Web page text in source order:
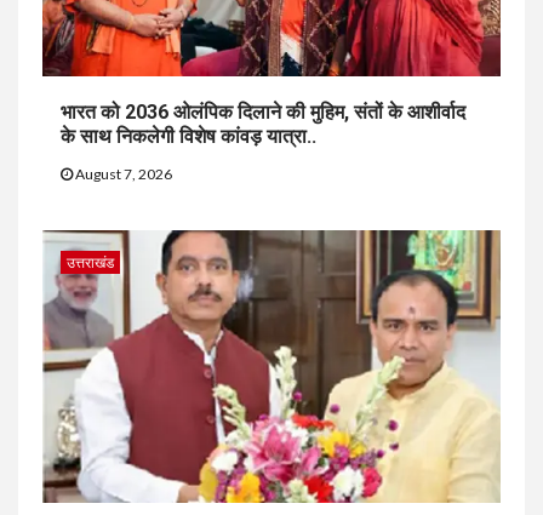
भारत को 2036 ओलंपिक दिलाने की मुहिम, संतों के आशीर्वाद
के साथ निकलेगी विशेष कांवड़ यात्रा..
August 7, 2026
उत्तराखंड